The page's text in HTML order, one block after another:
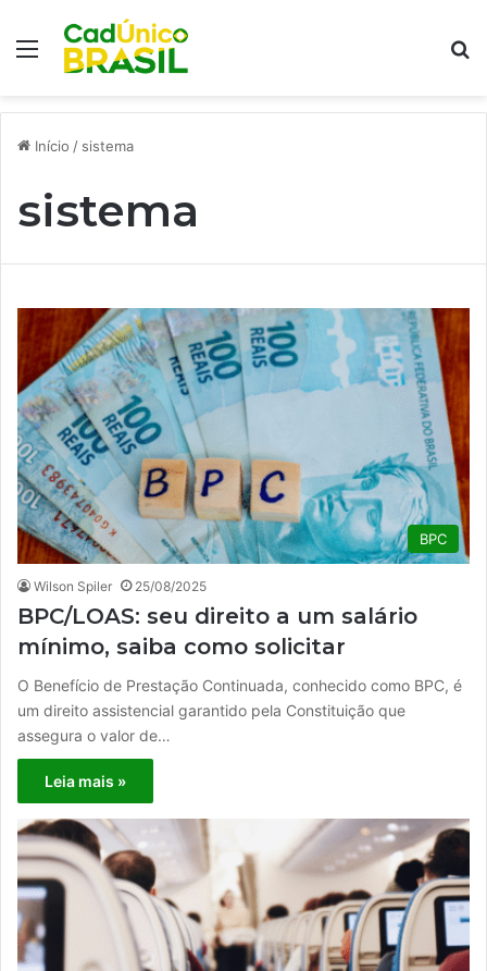
Menu
Início / sistema
sistema
BPC
Wilson Spiler 25/08/2025
BPC/LOAS: seu direito a um salário
mínimo, saiba como solicitar
O Benefício de Prestação Continuada, conhecido como BPC, é
um direito assistencial garantido pela Constituição que
assegura o valor de…
Leia mais »